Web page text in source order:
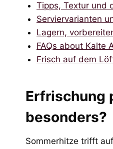
Tipps, Textur und
Serviervarianten
Lagern,
FAQs about Kalte
Frisch auf dem
Erfrischung
besonders?
Sommerhitze trifft